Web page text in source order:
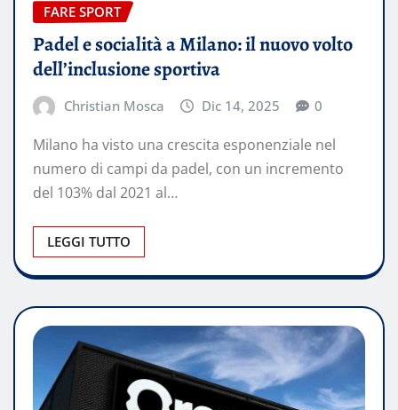
FARE SPORT
Padel e socialità a Milano: il nuovo volto
dell’inclusione sportiva
Christian Mosca Dic 14, 2025 0
Milano ha visto una crescita esponenziale nel
numero di campi da padel, con un incremento
del 103% dal 2021 al…
LEGGI TUTTO